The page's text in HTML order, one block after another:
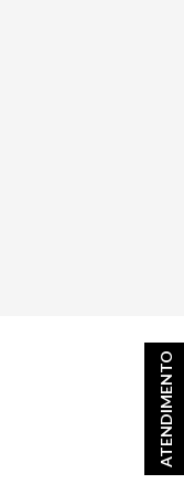
ATENDIMENTO